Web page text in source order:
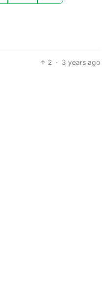
2 · 3 years ago